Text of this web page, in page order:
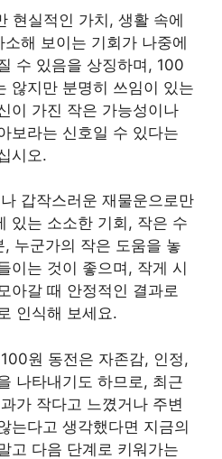
현실적인 가치, 생활 속에
해 보이는 기회가 나중에
수 있음을 상징하며, 100
않지만 분명히 쓰임이 있는
이 가진 작은 가능성이나
보라는 신호일 수 있다는
시오.
갑작스러운 재물운으로만
있는 소소한 기회, 작은 수
누군가의 작은 도움을 놓
이는 것이 좋으며, 작게 시
아갈 때 안정적인 결과로
인식해 보세요.
원 동전은 자존감, 인정,
나타내기도 하므로, 최근
가 작다고 느꼈거나 주변
는다고 생각했다면 지금의
고 다음 단계로 키워가는